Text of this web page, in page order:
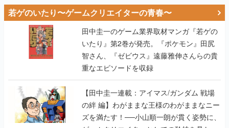
いたり』第2巻が発売。『ポケモン』田尻
智さん、『ゼビウス』遠藤雅伸さんらの貴
重なエピソードを収録
【田中圭一連載：アイマス/ガンダム 戦場
の絆 編】わがままな王様のわがままなニー
ズを満たす！──小山順一朗が貫く姿勢に、
ゲームクリエイターとしての矜持を見た
【若ゲのいたり最終回】
【田中圭一連載：バーチャファイター編】